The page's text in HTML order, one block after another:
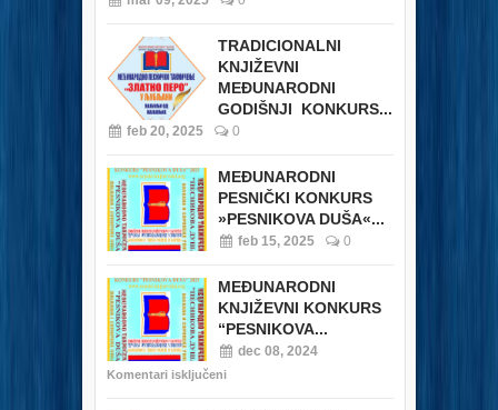
TRADICIONALNI
KNJIŽEVNI
MEĐUNARODNI
GODIŠNJI KONKURS...
feb 20, 2025 0
MEĐUNARODNI
PESNIČKI KONKURS
»PESNIKOVA DUŠA«...
feb 15, 2025 0
MEĐUNARODNI
KNJIŽEVNI KONKURS
“PESNIKOVA...
dec 08, 2024
Komentari isključeni